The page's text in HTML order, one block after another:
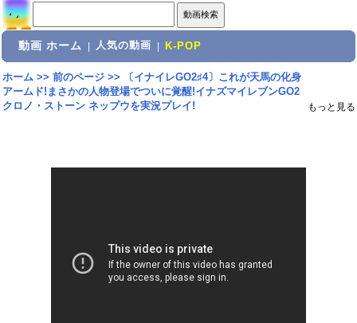
動画 ホーム 人気の動画 K-POP
ホーム>> 前のページ>>
〔イナイレGO2♯4〕これが天馬の化身
アームド!まさかの人物登場でついに覚醒!イナズマイレブンGO2
クロノ・ストーン ネップウを実況プレイ!
もっと見る